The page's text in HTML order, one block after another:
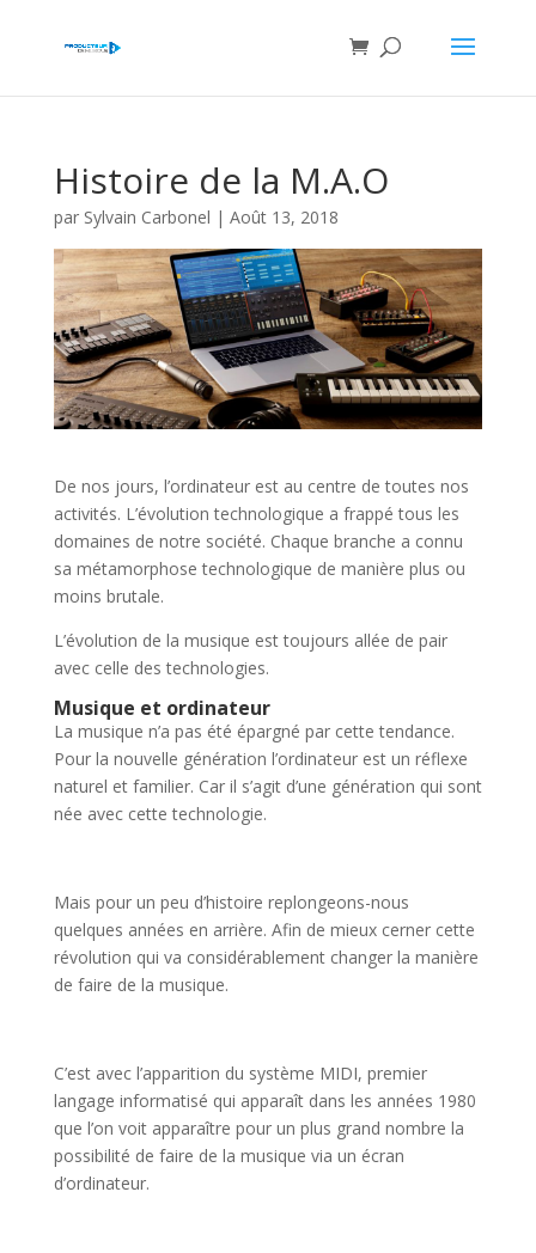
Histoire de la M.A.O
par Sylvain Carbonel | Août 13, 2018
De nos jours, l’ordinateur est au centre de toutes nos
activités. L’évolution technologique a frappé tous les
domaines de notre société. Chaque branche a connu
sa métamorphose technologique de manière plus ou
moins brutale.
L’évolution de la musique est toujours allée de pair
avec celle des technologies.
Musique et ordinateur
La musique n’a pas été épargné par cette tendance.
Pour la nouvelle génération l’ordinateur est un réflexe
naturel et familier. Car il s’agit d’une génération qui sont
née avec cette technologie.
Mais pour un peu d’histoire replongeons-nous
quelques années en arrière. Afin de mieux cerner cette
révolution qui va considérablement changer la manière
de faire de la musique.
C’est avec l’apparition du système MIDI, premier
langage informatisé qui apparaît dans les années 1980
que l’on voit apparaître pour un plus grand nombre la
possibilité de faire de la musique via un écran
d’ordinateur.